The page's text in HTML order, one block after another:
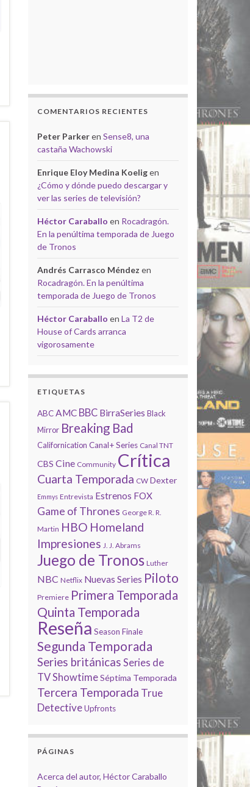
COMENTARIOS RECIENTES
Peter Parkeren Sense8, una
castaña Wachowski
Enrique Eloy Medina Koeligen
¿Cómo y dónde puedo descargar y
ver las series de televisión?
Héctor Caraballo en Rocadragón.
En la penúltima temporada de Juego
de Tronos
Andrés Carrasco Méndez en
Rocadragón. En la penúltima
temporada de Juego de Tronos
Héctor Caraballo en La T2 de
House of Cards arranca
vigorosamente
ETIQUETAS
ABC AMC BBC BirraSeries Black
Mirror Breaking Bad
Californication Canal+ Series Canal TNT
CBS Cine Community Crítica
Cuarta Temporada CW Dexter
Emmys Entrevista Estrenos FOX
Game of Thrones George R. R.
Martin HBO Homeland
Impresiones J. J. Abrams
Juego de Tronos Luther
NBC Netflix Nuevas Series Piloto
Premiere Primera Temporada
Quinta Temporada
Reseña Season Finale
Segunda Temporada
Series británicas Series de
TVShowtime Séptima Temporada
Tercera Temporada True
Detective Upfronts
PÁGINAS
Acerca del autor, Héctor Caraballo